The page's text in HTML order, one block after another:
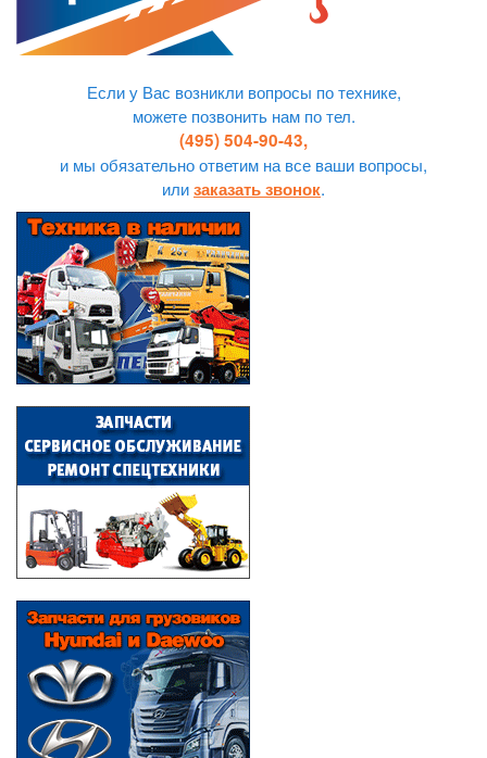
Если у Вас возникли вопросы по технике,
можете позвонить нам по тел.
(495) 504-90-43,
и мы обязательно ответим на все ваши вопросы,
илизаказать звонок.